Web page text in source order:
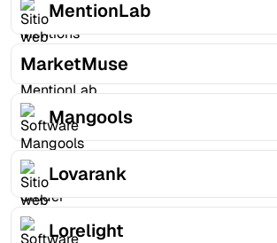
MentionLab
MarketMuse
Mangools
Lovarank
Lorelight